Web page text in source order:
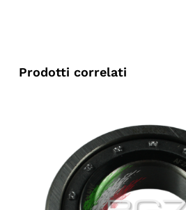
Prodotti correlati